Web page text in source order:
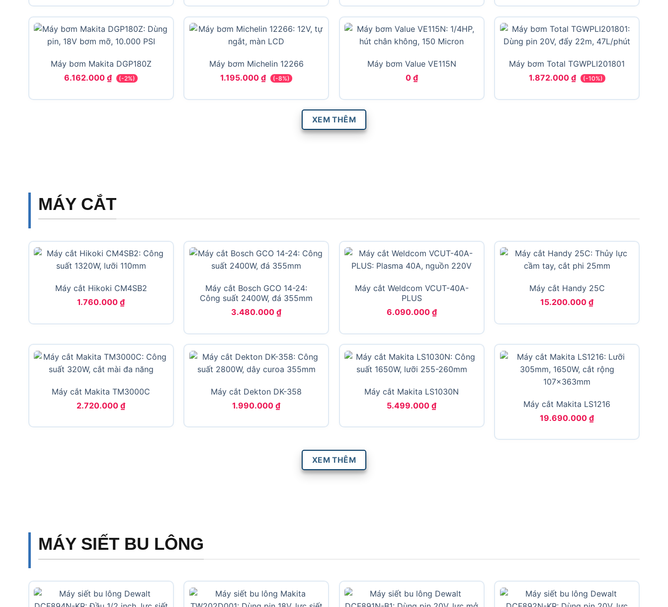
Máy bơm Makita DGP180Z
6.162.000₫ (-2%)
Máy bơm Michelin 12266
1.195.000₫ (-8%)
Máy bơm Value VE115N
0 ₫
Máy bơm Total TGWPLI201801
1.872.000 ₫ (-10%)
XEM THÊM
MÁY CẮT
Máy cắt Hikoki CM4SB2
1.760.000₫
Máy cắt Bosch GCO 14-24:
Công suất 2400W, đá 355mm
3.480.000₫
Máy cắt Weldcom VCUT-40A-
PLUS
6.090.000 ₫
Máy cắt Handy 25C
15.200.000₫
Máy cắt Makita TM3000C
2.720.000₫
Máy cắt Dekton DK-358
1.990.000₫
Máy cắt Makita LS1030N
5.499.000₫
Máy cắt Makita LS1216
19.690.000₫
XEM THÊM
MÁY SIẾT BU LÔNG